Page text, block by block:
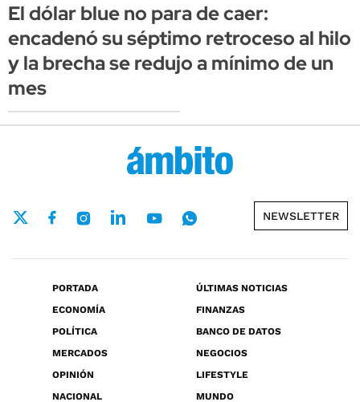
El dólar blue no para de caer:
encadenó su séptimo retroceso al hilo
y la brecha se redujo a mínimo de un
mes
NEWSLETTER
PORTADA
ÚLTIMAS NOTICIAS
ECONOMÍA
FINANZAS
POLÍTICA
BANCO DE DATOS
MERCADOS
NEGOCIOS
OPINIÓN
LIFESTYLE
NACIONAL
MUNDO